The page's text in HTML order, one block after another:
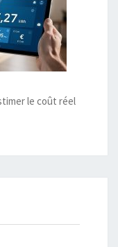
le coût réel